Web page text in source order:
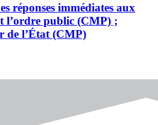
réponses immédiates aux
l’ordre public (CMP) ;
de l’État (CMP)